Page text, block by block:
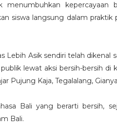
menumbuhkan kepercayaan
siswa langsung dalam
Lebih Asik sendiri telah
lewat aksi bersih-bersih di
Pujung Kaja, Tegalalang,
Bali yang berarti bersih,
Bali.